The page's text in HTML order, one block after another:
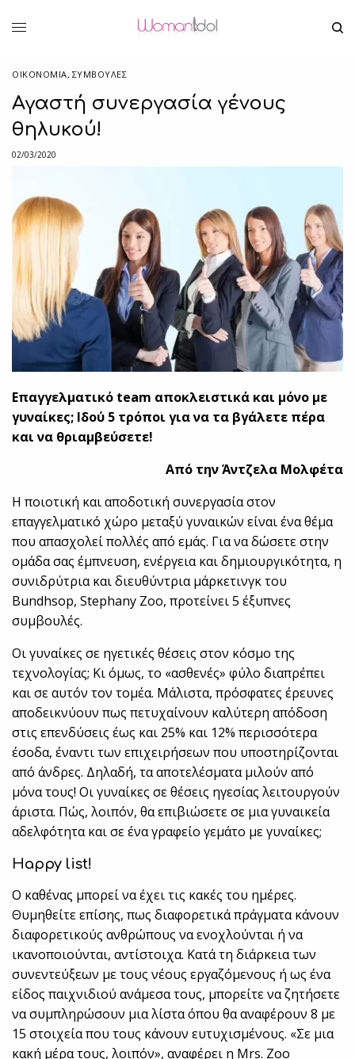
ΟΙΚΟΝΟΜΙΑ, ΣΥΜΒΟΥΛΈΣ
Αγαστή συνεργασία γένους
θηλυκού!
02/03/2020
Επαγγελματικό team αποκλειστικά και μόνο με
γυναίκες; Ιδού 5 τρόποι για να τα βγάλετε πέρα
και να θριαμβεύσετε!
Από την Άντζελα Μολφέτα
Η ποιοτική και αποδοτική συνεργασία στον
επαγγελματικό χώρο μεταξύ γυναικών είναι ένα θέμα
που απασχολεί πολλές από εμάς. Για να δώσετε στην
ομάδα σας έμπνευση, ενέργεια και δημιουργικότητα, η
συνιδρύτρια και διευθύντρια μάρκετινγκ του
Bundhsop, Stephany Ζοο, προτείνει 5 έξυπνες
συμβουλές.
Οι γυναίκες σε ηγετικές θέσεις στον κόσμο της
τεχνολογίας; Κι όμως, το «ασθενές» φύλο διαπρέπει
και σε αυτόν τον τομέα. Μάλιστα, πρόσφατες έρευνες
αποδεικνύουν πως πετυχαίνουν καλύτερη απόδοση
στις επενδύσεις έως και 25% και 12% περισσότερα
έσοδα, έναντι των επιχειρήσεων που υποστηρίζονται
από άνδρες. Δηλαδή, τα αποτελέσματα μιλούν από
μόνα τους! Οι γυναίκες σε θέσεις ηγεσίας λειτουργούν
άριστα. Πώς, λοιπόν, θα επιβιώσετε σε μια γυναικεία
αδελφότητα και σε ένα γραφείο γεμάτο με γυναίκες;
Happy list!
Ο καθένας μπορεί να έχει τις κακές του ημέρες.
Θυμηθείτε επίσης, πως διαφορετικά πράγματα κάνουν
διαφορετικούς ανθρώπους να ενοχλούνται ή να
ικανοποιούνται, αντίστοιχα. Κατά τη διάρκεια των
συνεντεύξεων με τους νέους εργαζόμενους ή ως ένα
είδος παιχνιδιού ανάμεσα τους, μπορείτε να ζητήσετε
να συμπληρώσουν μια λίστα όπου θα αναφέρουν 8 με
15 στοιχεία που τους κάνουν ευτυχισμένους. «Σε μια
κακή μέρα τους, λοιπόν», αναφέρει η Mrs. Zoo